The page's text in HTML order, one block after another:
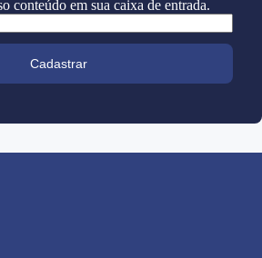
conteúdo em sua caixa de entrada.
Cadastrar